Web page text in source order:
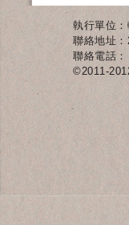
執行單位
聯絡地址
聯絡電話
©2011-